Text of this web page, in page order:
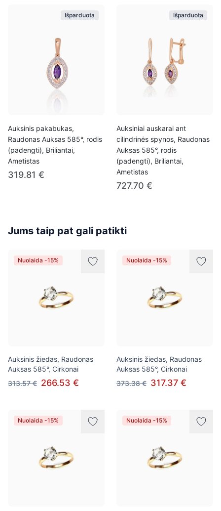
Išparduota
Auksinis pakabukas,
Raudonas Auksas 585°, rodis
(padengti), Briliantai,
Ametistas
319.81 €
Išparduota
Auksiniai auskarai ant
cilindrinės spynos, Raudonas
Auksas 585°, rodis
(padengti), Briliantai,
Ametistas
727.70 €
Jums taip pat gali patikti
Nuolaida -15%
Auksinis žiedas, Raudonas
Auksas 585°, Cirkonai
313.57 € 266.53 €
Nuolaida -15%
Auksinis žiedas, Raudonas
Auksas 585°, Cirkonai
373.38 € 317.37 €
Nuolaida -15% Nuolaida -15%